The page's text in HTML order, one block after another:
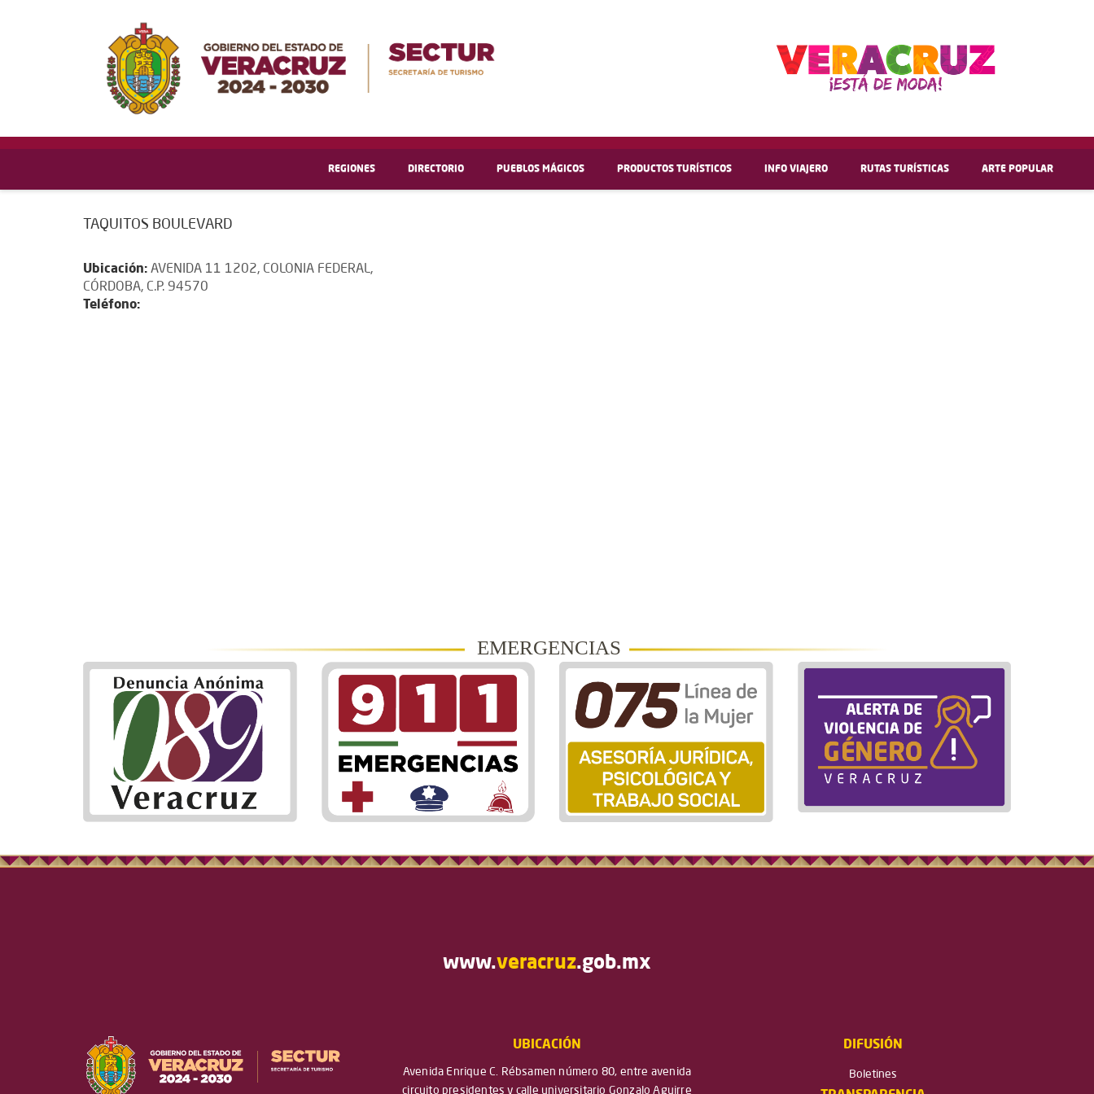
REGIONES DIRECTORIO PUEBLOS MÁGICOS PRODUCTOS TURÍSTICOS INFO VIAJERO RUTAS TURÍSTICAS ARTE POPULAR
TAQUITOS BOULEVARD
Ubicación: AVENIDA 11 1202, COLONIA FEDERAL,
CÓRDOBA, C.P. 94570
Teléfono:
EMERGENCIAS
www.veracruz.gob.mx
UBICACIÓN
Avenida Enrique C. Rébsamen número 80, entre avenida
circuito presidentes y calle universitario Gonzalo Aguirre
DIFUSIÓN
Boletines